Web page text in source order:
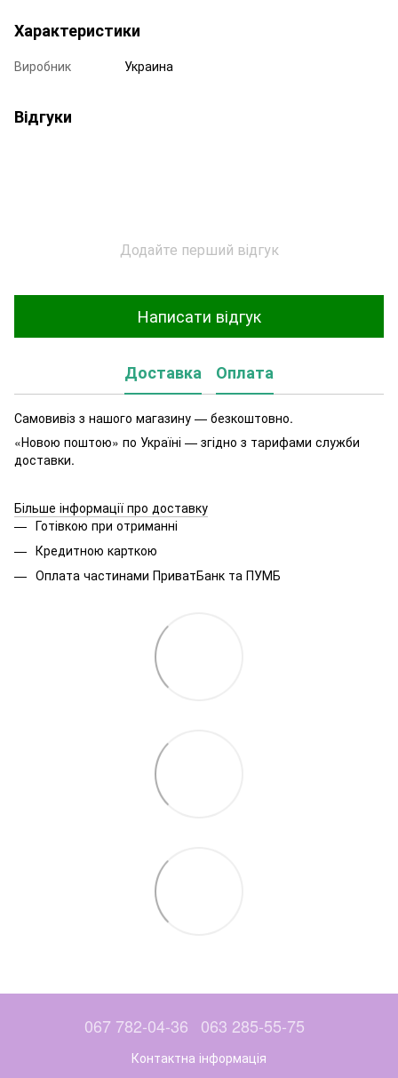
Характеристики
Виробник Украина
Відгуки
Додайте перший відгук
Написати відгук
Доставка Оплата
Самовивіз з нашого магазину — безкоштовно.
«Новою поштою» по Україні — згідно з тарифами служби
доставки.
Більше інформації про доставку
Готівкою при отриманні
Кредитною карткою
Оплата частинами ПриватБанк та ПУМБ
067 782-04-36 063 285-55-75
Контактна інформація